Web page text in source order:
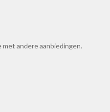
andere aanbiedingen.